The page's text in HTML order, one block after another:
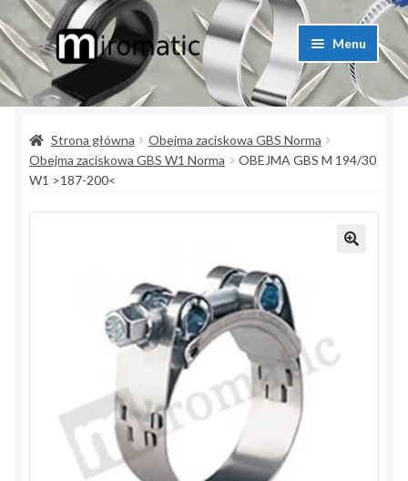
Przejdź
do
nawigacji
Przejdź
do
treści
Menu
Strona główna
Blog przemysłowy
Kontakt
Lista produktów
Regulamin
Strona główna
Obejma zaciskowa GBS Norma
Obejma zaciskowa GBS W1 Norma
OBEJMA GBS M 194/30
W1 >187-200<